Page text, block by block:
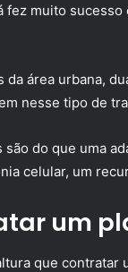
fez muito
da área urbana,
nesse tipo de
são do que uma
celular, um
um
que